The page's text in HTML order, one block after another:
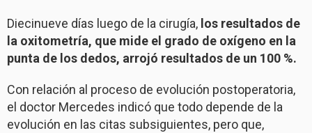
Diecinueve días luego de la cirugía, los resultados de
la oxitometría, que mide el grado de oxígeno en la
punta de los dedos, arrojó resultados de un 100 %.
Con relación al proceso de evolución postoperatoria,
el doctor Mercedes indicó que todo depende de la
evolución en las citas subsiguientes, pero que,